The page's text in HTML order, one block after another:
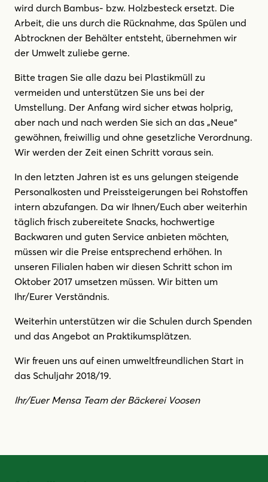
wird durch Bambus- bzw. Holzbesteck ersetzt. Die
Arbeit, die uns durch die Rücknahme, das Spülen und
Abtrocknen der Behälter entsteht, übernehmen wir
der Umwelt zuliebe gerne.
Bitte tragen Sie alle dazu bei Plastikmüll zu
vermeiden und unterstützen Sie uns bei der
Umstellung. Der Anfang wird sicher etwas holprig,
aber nach und nach werden Sie sich an das „Neue“
gewöhnen, freiwillig und ohne gesetzliche Verordnung.
Wir werden der Zeit einen Schritt voraus sein.
In den letzten Jahren ist es uns gelungen steigende
Personalkosten und Preissteigerungen bei Rohstoffen
intern abzufangen. Da wir Ihnen/Euch aber weiterhin
täglich frisch zubereitete Snacks, hochwertige
Backwaren und guten Service anbieten möchten,
müssen wir die Preise entsprechend erhöhen. In
unseren Filialen haben wir diesen Schritt schon im
Oktober 2017 umsetzen müssen. Wir bitten um
Ihr/Eurer Verständnis.
Weiterhin unterstützen wir die Schulen durch Spenden
und das Angebot an Praktikumsplätzen.
Wir freuen uns auf einen umweltfreundlichen Start in
das Schuljahr 2018/19.
Ihr/Euer Mensa Team der Bäckerei Voosen